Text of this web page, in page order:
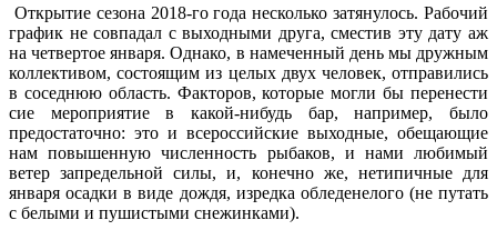
Открытие сезона 2018-го года несколько затянулось. Рабочий
график не совпадал с выходными друга, сместив эту дату аж
на четвертое января. Однако, в намеченный день мы дружным
коллективом, состоящим из целых двух человек, отправились
в соседнюю область. Факторов, которые могли бы перенести
сие мероприятие в какой-нибудь бар, например, было
предостаточно: это и всероссийские выходные, обещающие
нам повышенную численность рыбаков, и нами любимый
ветер запредельной силы, и, конечно же, нетипичные для
января осадки в виде дождя, изредка обледенелого (не путать
с белыми и пушистыми снежинками).